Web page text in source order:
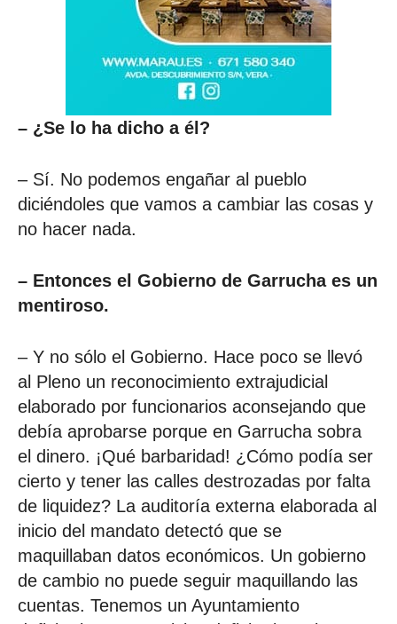
– ¿Se lo ha dicho a él?
– Sí. No podemos engañar al pueblo
diciéndoles que vamos a cambiar las cosas y
no hacer nada.
– Entonces el Gobierno de Garrucha es un
mentiroso.
– Y no sólo el Gobierno. Hace poco se llevó
al Pleno un reconocimiento extrajudicial
elaborado por funcionarios aconsejando que
debía aprobarse porque en Garrucha sobra
el dinero. ¡Qué barbaridad! ¿Cómo podía ser
cierto y tener las calles destrozadas por falta
de liquidez? La auditoría externa elaborada al
inicio del mandato detectó que se
maquillaban datos económicos. Un gobierno
de cambio no puede seguir maquillando las
cuentas. Tenemos un Ayuntamiento